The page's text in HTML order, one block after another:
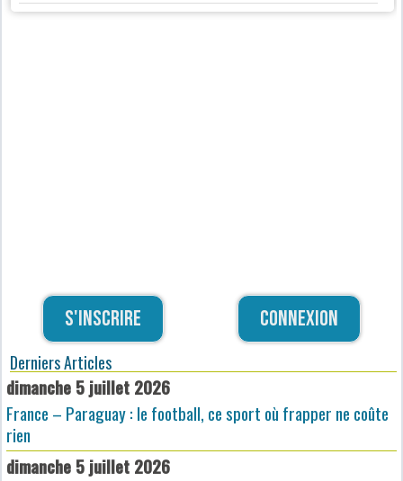
S'inscrire Connexion
Derniers Articles
dimanche 5 juillet 2026
France – Paraguay : le football, ce sport où frapper ne coûte
rien
dimanche 5 juillet 2026